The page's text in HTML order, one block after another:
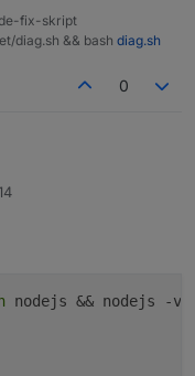
fix-skript
diag.sh && bash diag.sh
0
nodejs && nodejs -v